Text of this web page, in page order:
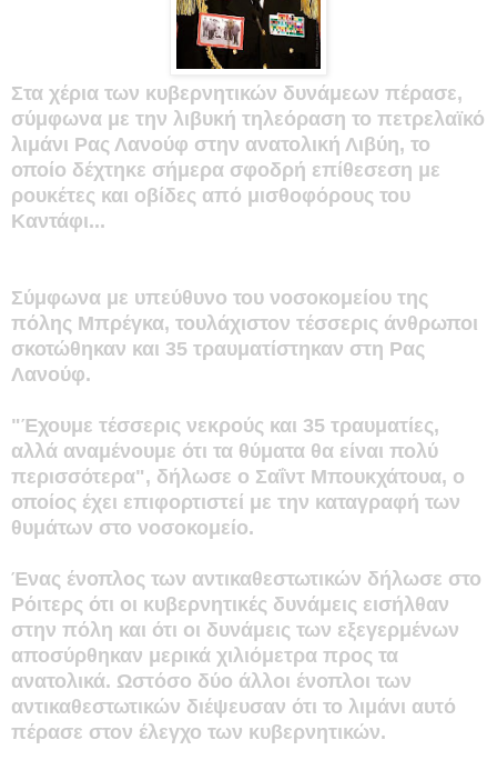
Στα χέρια των κυβερνητικών δυνάμεων πέρασε,
σύμφωνα με την λιβυκή τηλεόραση το πετρελαϊκό
λιμάνι Ρας Λανούφ στην ανατολική Λιβύη, το
οποίο δέχτηκε σήμερα σφοδρή επίθεσεση με
ρουκέτες και οβίδες από μισθοφόρους του
Καντάφι...
Σύμφωνα με υπεύθυνο του νοσοκομείου της
πόλης Μπρέγκα, τουλάχιστον τέσσερις άνθρωποι
σκοτώθηκαν και 35 τραυματίστηκαν στη Ρας
Λανούφ.
"Έχουμε τέσσερις νεκρούς και 35 τραυματίες,
αλλά αναμένουμε ότι τα θύματα θα είναι πολύ
περισσότερα", δήλωσε ο Σαΐντ Μπουκχάτουα, ο
οποίος έχει επιφορτιστεί με την καταγραφή των
θυμάτων στο νοσοκομείο.
Ένας ένοπλος των αντικαθεστωτικών δήλωσε στο
Ρόιτερς ότι οι κυβερνητικές δυνάμεις εισήλθαν
στην πόλη και ότι οι δυνάμεις των εξεγερμένων
αποσύρθηκαν μερικά χιλιόμετρα προς τα
ανατολικά. Ωστόσο δύο άλλοι ένοπλοι των
αντικαθεστωτικών διέψευσαν ότι το λιμάνι αυτό
πέρασε στον έλεγχο των κυβερνητικών.